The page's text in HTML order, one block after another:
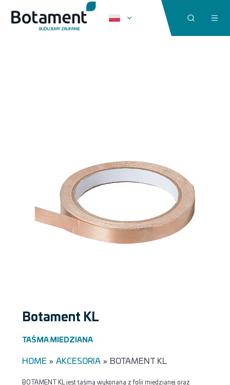
Botament KL
TAŚMA MIEDZIANA
HOME » AKCESORIA » BOTAMENT KL
BOTAMENT KL jest taśmą wykonaną z folii miedzianej oraz